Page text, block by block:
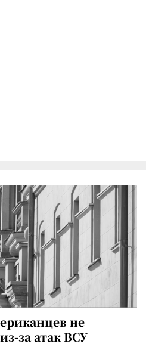
не
за атак ВСУ